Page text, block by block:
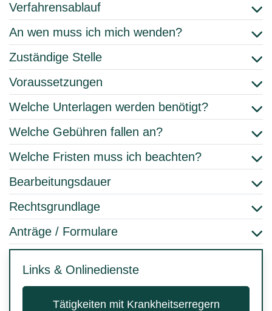
Verfahrensablauf
An wen muss ich mich wenden?
Zuständige Stelle
Voraussetzungen
Welche Unterlagen werden benötigt?
Welche Gebühren fallen an?
Welche Fristen muss ich beachten?
Bearbeitungsdauer
Rechtsgrundlage
Anträge / Formulare
Links & Onlinedienste
Tätigkeiten mit Krankheitserregern